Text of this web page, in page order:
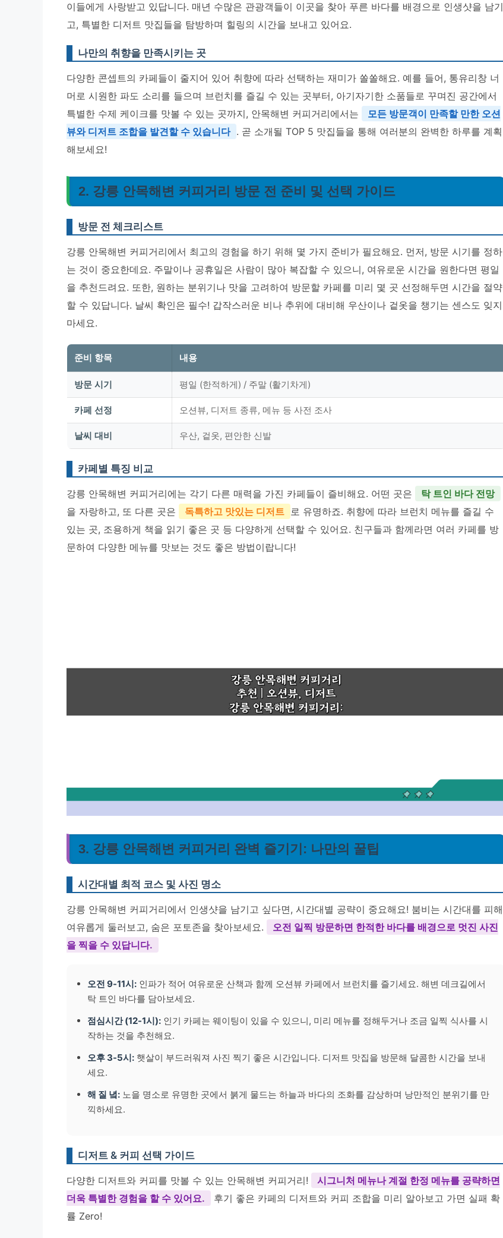
이들에게 사랑받고 있답니다. 매년 수많은 관광객들이 이곳을 찾아 푸른 바다를 배경으로 인생샷을 남기
고, 특별한 디저트 맛집들을 탐방하며 힐링의 시간을 보내고 있어요.
나만의 취향을 만족시키는 곳
다양한 콘셉트의 카페들이 줄지어 있어 취향에 따라 선택하는 재미가 쏠쏠해요. 예를 들어, 통유리창 너
머로 시원한 파도 소리를 들으며 브런치를 즐길 수 있는 곳부터, 아기자기한 소품들로 꾸며진 공간에서
특별한 수제 케이크를 맛볼 수 있는 곳까지, 안목해변 커피거리에서는
모든 방문객이 만족할 만한 오션
뷰와 디저트 조합을 발견할 수 있습니다 . 곧 소개될 TOP 5 맛집들을 통해 여러분의 완벽한 하루를 계획
해보세요!
2. 강릉 안목해변 커피거리 방문 전 준비 및 선택 가이드
방문 전 체크리스트
강릉 안목해변 커피거리에서 최고의 경험을 하기 위해 몇 가지 준비가 필요해요. 먼저, 방문 시기를 정하
는 것이 중요한데요. 주말이나 공휴일은 사람이 많아 복잡할 수 있으니, 여유로운 시간을 원한다면 평일
을 추천드려요. 또한, 원하는 분위기나 맛을 고려하여 방문할 카페를 미리 몇 곳 선정해두면 시간을 절약
할 수 있답니다. 날씨 확인은 필수! 갑작스러운 비나 추위에 대비해 우산이나 겉옷을 챙기는 센스도 잊지
마세요.
준비 항목 내용
방문 시기 평일 (한적하게) / 주말 (활기차게)
카페 선정 오션뷰, 디저트 종류, 메뉴 등 사전 조사
날씨 대비 우산, 겉옷, 편안한 신발
카페별 특징 비교
강릉 안목해변 커피거리에는 각기 다른 매력을 가진 카페들이 즐비해요. 어떤 곳은
탁 트인 바다 전망
을 자랑하고, 또 다른 곳은
독특하고 맛있는 디저트 로 유명하죠. 취향에 따라 브런치 메뉴를 즐길 수
있는 곳, 조용하게 책을 읽기 좋은 곳 등 다양하게 선택할 수 있어요. 친구들과 함께라면 여러 카페를 방
문하여 다양한 메뉴를 맛보는 것도 좋은 방법이랍니다!
3. 강릉 안목해변 커피거리 완벽 즐기기: 나만의 꿀팁
시간대별 최적 코스 및 사진 명소
강릉 안목해변 커피거리에서 인생샷을 남기고 싶다면, 시간대별 공략이 중요해요! 붐비는 시간대를 피해
여유롭게 둘러보고, 숨은 포토존을 찾아보세요.
오전 일찍 방문하면 한적한 바다를 배경으로 멋진 사진
을 찍을 수 있답니다.
오전 9-11시: 인파가 적어 여유로운 산책과 함께 오션뷰 카페에서 브런치를 즐기세요. 해변 데크길에서
탁 트인 바다를 담아보세요.
점심시간 (12-1시): 인기 카페는 웨이팅이 있을 수 있으니, 미리 메뉴를 정해두거나 조금 일찍 식사를 시
작하는 것을 추천해요.
오후 3-5시: 햇살이 부드러워져 사진 찍기 좋은 시간입니다. 디저트 맛집을 방문해 달콤한 시간을 보내
세요.
해 질 녘: 노을 명소로 유명한 곳에서 붉게 물드는 하늘과 바다의 조화를 감상하며 낭만적인 분위기를 만
끽하세요.
디저트 & 커피 선택 가이드
다양한 디저트와 커피를 맛볼 수 있는 안목해변 커피거리!
시그니처 메뉴나 계절 한정 메뉴를 공략하면
더욱 특별한 경험을 할 수 있어요.
후기 좋은 카페의 디저트와 커피 조합을 미리 알아보고 가면 실패 확
률 Zero!